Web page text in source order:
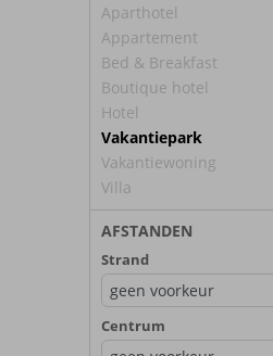
Aparthotel
Appartement
Bed & Breakfast
Boutique hotel
Hotel
Vakantiepark
Vakantiewoning
Villa
AFSTANDEN
Strand
Centrum